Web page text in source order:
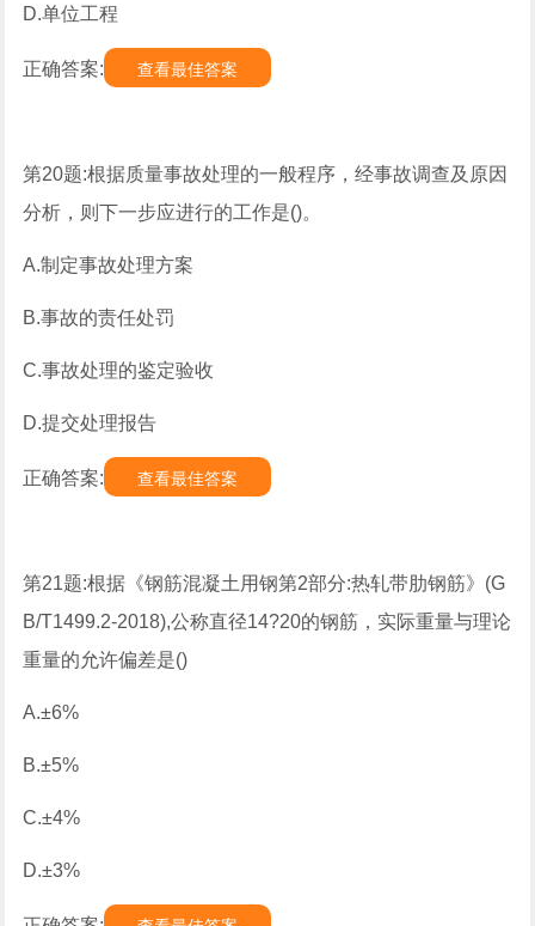
D.单位工程
正确答案: 查看最佳答案
第20题:根据质量事故处理的一般程序，经事故调查及原因
分析，则下一步应进行的工作是()。
A.制定事故处理方案
B.事故的责任处罚
C.事故处理的鉴定验收
D.提交处理报告
正确答案: 查看最佳答案
第21题:根据《钢筋混凝土用钢第2部分:热轧带肋钢筋》(G
B/T1499.2-2018),公称直径14?20的钢筋，实际重量与理论
重量的允许偏差是()
A.±6%
B.±5%
C.±4%
D.±3%